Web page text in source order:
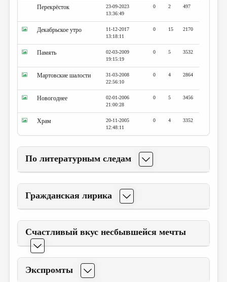
Перекрёсток
23-09-2023
13:36:49
0 2 497
Декабрьское утро
11-12-2017
13:18:11
0 15 2170
Память
02-03-2009
19:15:19
0 5 3532
Мартовские шалости
31-03-2008
22:56:10
0 4 2864
Новогоднее
02-01-2006
21:00:28
0 5 3456
Храм
20-11-2005
12:48:11
0 4 3352
По литературным следам
Гражданская лирика
Счастливый вкус несбывшейся мечты
Экспромты